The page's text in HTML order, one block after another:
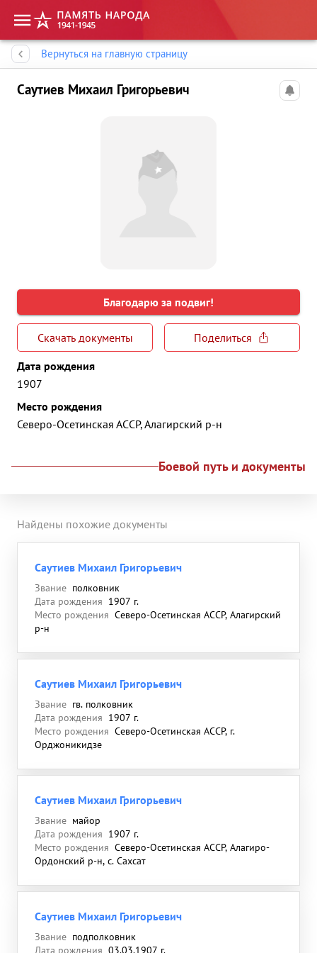
Вернуться на главную страницу
Саутиев Михаил Григорьевич
Благодарю за подвиг!
Скачать документы
Поделиться
Дата рождения
1907
Место рождения
Северо-Осетинская АССР, Алагирский р-н
Боевой путь и документы
Найдены похожие документы
Саутиев Михаил Григорьевич
Звание полковник
Дата рождения 1907 г.
Место рождения Северо-Осетинская АССР, Алагирский
р-н
Саутиев Михаил Григорьевич
Звание гв. полковник
Дата рождения 1907 г.
Место рождения Северо-Осетинская АССР, г.
Орджоникидзе
Саутиев Михаил Григорьевич
Звание майор
Дата рождения 1907 г.
Место рождения Северо-Осетинская АССР, Алагиро-
Ордонский р-н, с. Сахсат
Саутиев Михаил Григорьевич
Звание подполковник
Дата рождения 03.03.1907 г.
Память народа